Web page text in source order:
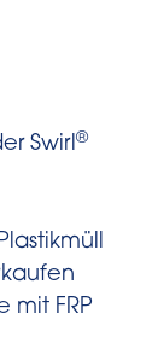
Swirl®
mit FRP